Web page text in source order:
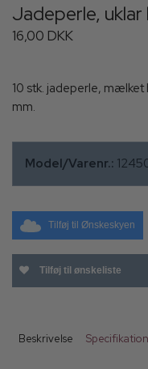
Jadeperle,
16,00 DKK
10 stk. jadeperle, mælket
mm.
Model/Varenr.:
Tilføj til Ønskeskyen
Tilføj til ønskeliste
Beskrivelse